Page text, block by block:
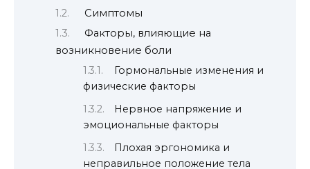
Симптомы
Факторы, влияющие на
возникновение боли
Гормональные изменения и
физические факторы
Нервное напряжение и
эмоциональные факторы
Плохая эргономика и
неправильное положение тела